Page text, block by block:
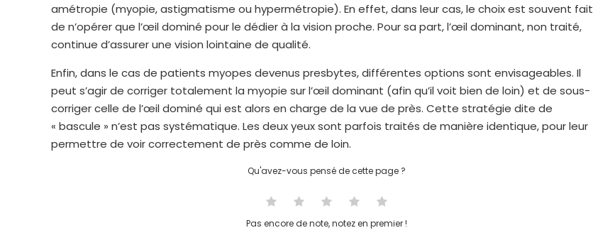
amétropie (myopie, astigmatisme ou hypermétropie). En effet, dans leur cas, le choix est souvent fait
de n’opérer que l’œil dominé pour le dédier à la vision proche. Pour sa part, l’œil dominant, non traité,
continue d’assurer une vision lointaine de qualité.
Enfin, dans le cas de patients myopes devenus presbytes, différentes options sont envisageables. Il
peut s’agir de corriger totalement la myopie sur l’œil dominant (afin qu’il voit bien de loin) et de sous-
corriger celle de l’œil dominé qui est alors en charge de la vue de près. Cette stratégie dite de
« bascule » n’est pas systématique. Les deux yeux sont parfois traités de manière identique, pour leur
permettre de voir correctement de près comme de loin.
Qu'avez-vous pensé de cette page ?
Pas encore de note, notez en premier !